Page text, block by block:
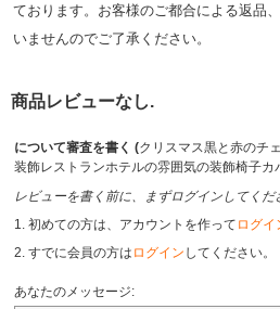
ております。お客様のご都合による返品
いませんのでご了承ください。
商品レビューなし.
について審査を書く (クリスマス黒と赤のチ
装飾レストランホテルの雰囲気の装飾椅子カ
レビューを書く前に、まずログインしてくだ
1. 初めての方は、アカウントを作って ログイ
2. すでに会員の方は ログイン してください。
あなたのメッセージ: